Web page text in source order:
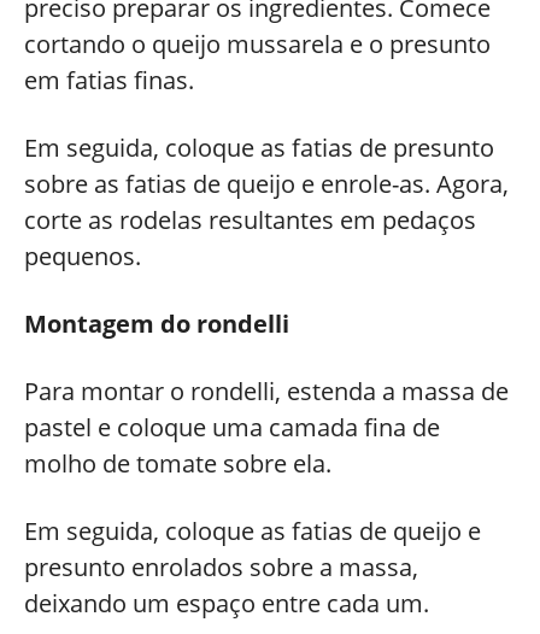
preciso preparar os ingredientes. Comece
cortando o queijo mussarela e o presunto
em fatias finas.
Em seguida, coloque as fatias de presunto
sobre as fatias de queijo e enrole-as. Agora,
corte as rodelas resultantes em pedaços
pequenos.
Montagem do rondelli
Para montar o rondelli, estenda a massa de
pastel e coloque uma camada fina de
molho de tomate sobre ela.
Em seguida, coloque as fatias de queijo e
presunto enrolados sobre a massa,
deixando um espaço entre cada um.